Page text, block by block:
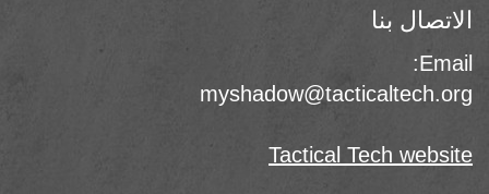
الاتصال بنا
Email:
myshadow@tacticaltech.org
Tactical Tech website